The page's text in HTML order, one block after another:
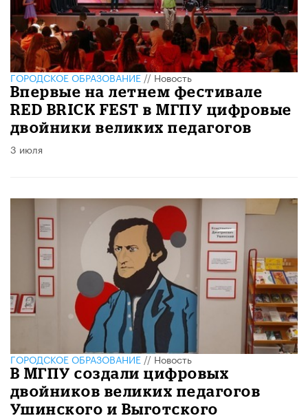
ГОРОДСКОЕ ОБРАЗОВАНИЕ//Новость
Впервые на летнем фестивале
RED BRICK FEST в МГПУ цифровые
двойники великих педагогов
3 июля
ГОРОДСКОЕ ОБРАЗОВАНИЕ//Новость
В МГПУ создали цифровых
двойников великих педагогов
Ушинского и Выготского